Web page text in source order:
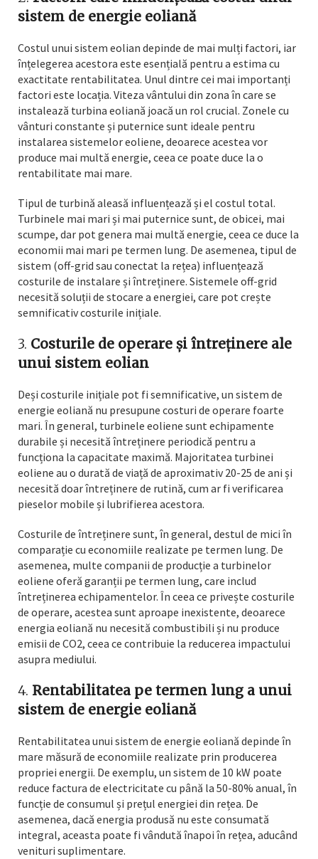
sistem de energie eoliană
Costul unui sistem eolian depinde de mai mulți factori, iar
înțelegerea acestora este esențială pentru a estima cu
exactitate rentabilitatea. Unul dintre cei mai importanți
factori este locația. Viteza vântului din zona în care se
instalează turbina eoliană joacă un rol crucial. Zonele cu
vânturi constante și puternice sunt ideale pentru
instalarea sistemelor eoliene, deoarece acestea vor
produce mai multă energie, ceea ce poate duce la o
rentabilitate mai mare.
Tipul de turbină aleasă influențează și el costul total.
Turbinele mai mari și mai puternice sunt, de obicei, mai
scumpe, dar pot genera mai multă energie, ceea ce duce la
economii mai mari pe termen lung. De asemenea, tipul de
sistem (off-grid sau conectat la rețea) influențează
costurile de instalare și întreținere. Sistemele off-grid
necesită soluții de stocare a energiei, care pot crește
semnificativ costurile inițiale.
3. Costurile de operare și întreținere ale
unui sistem eolian
Deși costurile inițiale pot fi semnificative, un sistem de
energie eoliană nu presupune costuri de operare foarte
mari. În general, turbinele eoliene sunt echipamente
durabile și necesită întreținere periodică pentru a
funcționa la capacitate maximă. Majoritatea turbinei
eoliene au o durată de viață de aproximativ 20-25 de ani și
necesită doar întreținere de rutină, cum ar fi verificarea
pieselor mobile și lubrifierea acestora.
Costurile de întreținere sunt, în general, destul de mici în
comparație cu economiile realizate pe termen lung. De
asemenea, multe companii de producție a turbinelor
eoliene oferă garanții pe termen lung, care includ
întreținerea echipamentelor. În ceea ce privește costurile
de operare, acestea sunt aproape inexistente, deoarece
energia eoliană nu necesită combustibili și nu produce
emisii de CO2, ceea ce contribuie la reducerea impactului
asupra mediului.
4. Rentabilitatea pe termen lung a unui
sistem de energie eoliană
Rentabilitatea unui sistem de energie eoliană depinde în
mare măsură de economiile realizate prin producerea
propriei energii. De exemplu, un sistem de 10 kW poate
reduce factura de electricitate cu până la 50-80% anual, în
funcție de consumul și prețul energiei din rețea. De
asemenea, dacă energia produsă nu este consumată
integral, aceasta poate fi vândută înapoi în rețea, aducând
venituri suplimentare.